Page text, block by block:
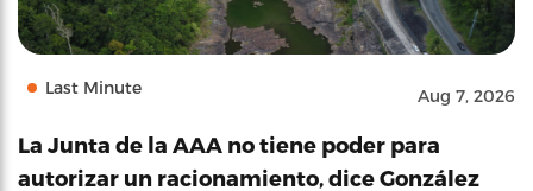
Last Minute Aug 7, 2026
La Junta de la AAA no tiene poder para
autorizar un racionamiento, dice González